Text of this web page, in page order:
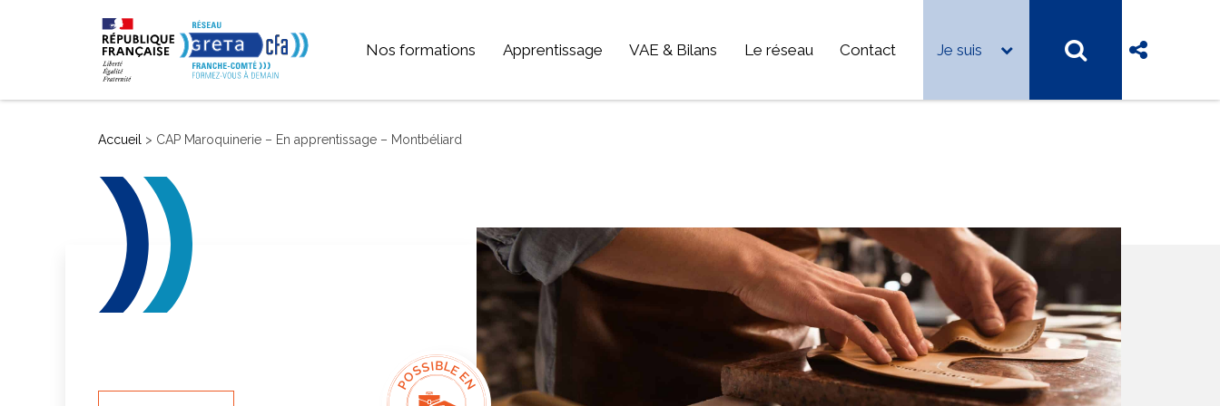
Nos formations
SECTEUR D'ACTIVITÉ
Electronique, informatique, télécomunication
Sciences humaines, langues, pédagogie, information communication
Sport, hôtellerie, restauration, tourisme
Vie et gestion des organisations
Transport – Logistique
Arts, spectacle, industries créatives
BTP - bâtiment travaux publics
Commerce, marketing, finance
Apprentissage VAE & Bilans Le réseau
Qui sommes-nous ?
Contact Je suis
Accueil > CAP Maroquinerie – En apprentissage – Montbéliard
POSSIBLE EN